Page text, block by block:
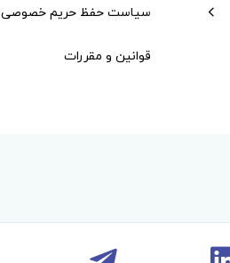
سیاست حفظ حریم خصوصی
قوانین و مقررات